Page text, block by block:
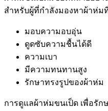
สำหรับผู้ที่กำลังมองหาผ้าห่
มอบความอบอุ่น
ดูดซับความชื้นได้ดี
ความเบา
มีความทนทานสูง
รักษาทรงรูปของผ้าห่ม
การดูแลผ้าห่มขนเป็ด เพื่อรั